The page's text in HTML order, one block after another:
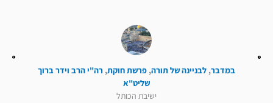
במדבר, לבניינה של תורה, פרשת חוקת, רה"י הרב וידר ברוך
שליט"א
ישיבת הכותל